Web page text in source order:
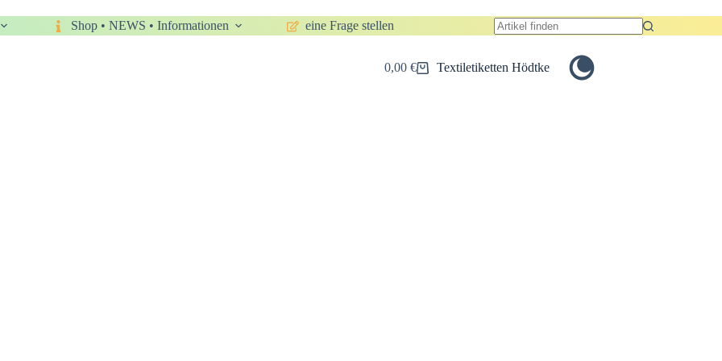
Shop • NEWS • Informationen
eine Frage stellen
Warenkorb
0,00 € Textiletiketten Hödtke